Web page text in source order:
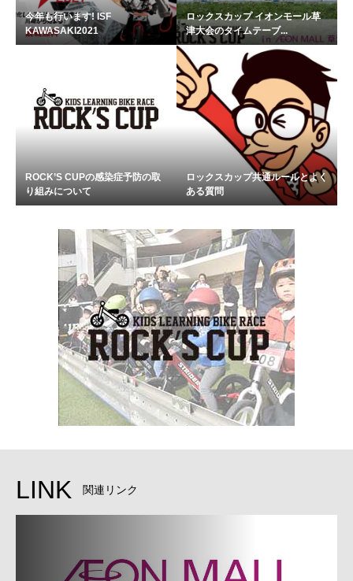
今年も行います! ISF
KAWASAKI2021
ロックスカップ イオンモール草
津大会のタイムテーブ...
ROCK’S CUPの感染症予防の取
り組みについて
ロックスカップ共通ルールとよく
ある質問
LINK 関連リンク